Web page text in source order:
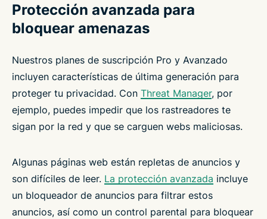
Protección avanzada para
bloquear amenazas
Nuestros planes de suscripción Pro y Avanzado
incluyen características de última generación para
proteger tu privacidad. Con Threat Manager, por
ejemplo, puedes impedir que los rastreadores te
sigan por la red y que se carguen webs maliciosas.
Algunas páginas web están repletas de anuncios y
son difíciles de leer. La protección avanzada incluye
un bloqueador de anuncios para filtrar estos
anuncios, así como un control parental para bloquear